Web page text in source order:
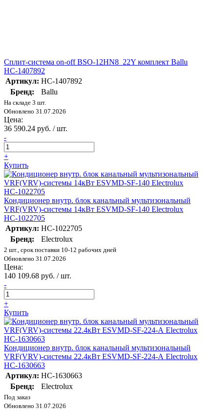
Сплит-система on-off BSO-12HN8_22Y комплект Ballu
НС-1407892
Артикул: НС-1407892
Бренд:
Ballu
На складе 3 шт.
Обновлено 31.07.2026
Цена:
36 590.24 руб. / шт.
-
+
Купить
Кондиционер внутр. блок канальный мультизональный
VRF(VRV)-системы 14кВт ESVMD-SF-140 Electrolux
НС-1022705
Артикул: НС-1022705
Бренд:
Electrolux
2 шт., срок поставки 10-12 рабочих дней
Обновлено 31.07.2026
Цена:
140 109.68 руб. / шт.
-
+
Купить
Кондиционер внутр. блок канальный мультизональный
VRF(VRV)-системы 22.4кВт ESVMD-SF-224-А Electrolux
НС-1630663
Артикул: НС-1630663
Бренд:
Electrolux
Под заказ
Обновлено 31.07.2026